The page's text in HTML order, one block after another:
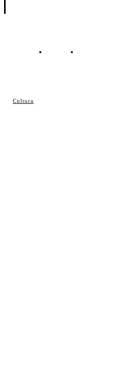
Cultura
Contacto Política de